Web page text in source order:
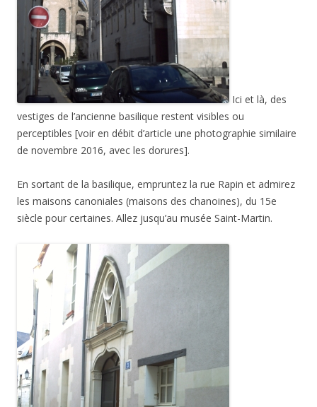
Ici et là, des
vestiges de l’ancienne basilique restent visibles ou
perceptibles [voir en débit d’article une photographie similaire
de novembre 2016, avec les dorures].
En sortant de la basilique, empruntez la rue Rapin et admirez
les maisons canoniales (maisons des chanoines), du 15e
siècle pour certaines. Allez jusqu’au musée Saint-Martin.